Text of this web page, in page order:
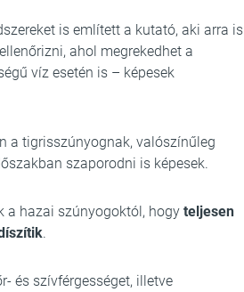
is említett a kutató, aki arra is
ahol megrekedhet a
víz esetén is – képesek
a tigrisszúnyognak, valószínűleg
szaporodni is képesek.
a hazai szúnyogoktól, hogy teljesen
.
és szívférgességet, illetve